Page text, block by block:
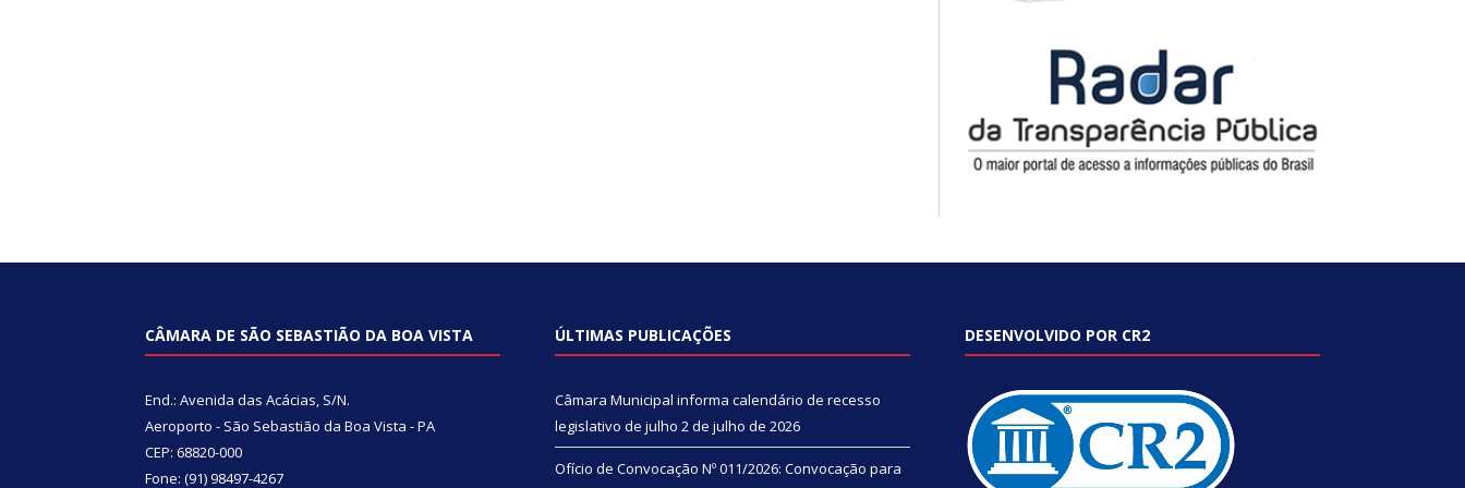
CÂMARA DE SÃO SEBASTIÃO DA BOA VISTA
End.: Avenida das Acácias, S/N.
Aeroporto - São Sebastião da Boa Vista - PA
CEP: 68820-000
Fone: (91) 98497-4267
ÚLTIMAS PUBLICAÇÕES
Câmara Municipal informa calendário de recesso
legislativo de julho 2 de julho de 2026
Ofício de Convocação Nº 011/2026: Convocação para
DESENVOLVIDO POR CR2